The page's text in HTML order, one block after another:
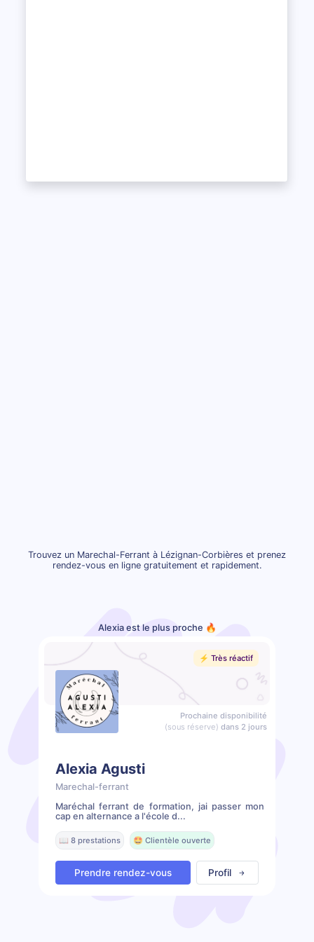
Trouvez un Marechal-Ferrant à Lézignan-Corbières et prenez
rendez-vous en ligne gratuitement et rapidement.
Alexia est le plus proche 🔥
⚡️ Très réactif
Prochaine disponibilité
(sous réserve) dans 2 jours
Alexia Agusti
Marechal-ferrant
Maréchal ferrant de formation, jai passer mon
cap en alternance a l'école d...
📖 8 prestations 🤩 Clientèle ouverte
Prendre rendez-vous Profil